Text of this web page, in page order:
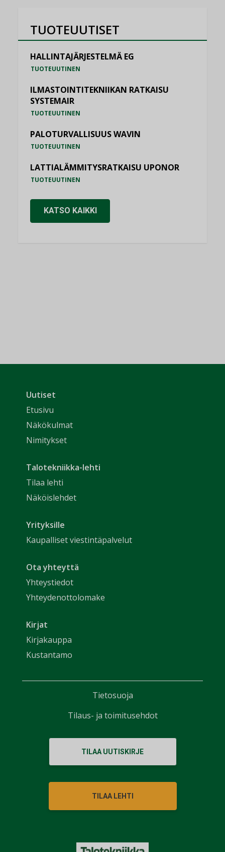
TUOTEUUTISET
HALLINTAJÄRJESTELMÄ EG
TUOTEUUTINEN
ILMASTOINTITEKNIIKAN RATKAISU
SYSTEMAIR
TUOTEUUTINEN
PALOTURVALLISUUS WAVIN
TUOTEUUTINEN
LATTIALÄMMITYSRATKAISU UPONOR
TUOTEUUTINEN
KATSO KAIKKI
Uutiset
Etusivu
Näkökulmat
Nimitykset
Talotekniikka-lehti
Tilaa lehti
Näköislehdet
Yrityksille
Kaupalliset viestintäpalvelut
Ota yhteyttä
Yhteystiedot
Yhteydenottolomake
Kirjat
Kirjakauppa
Kustantamo
TILAA UUTISKIRJE
TILAA LEHTI
Tietosuoja
Tilaus- ja toimitusehdot